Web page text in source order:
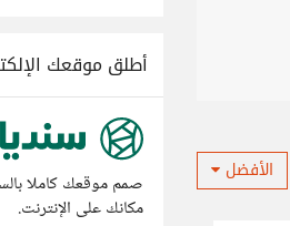
الأفضل
أطلق موقعك
صمم موقعك كاملا
مكانك على الإنترنت.